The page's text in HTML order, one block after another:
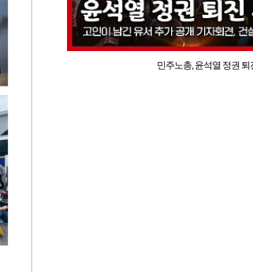
민주노총, 윤석열 정권